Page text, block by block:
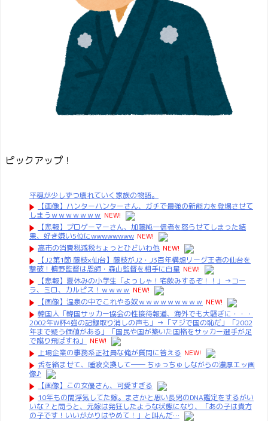
ピックアップ！
平穏が少しずつ壊れていく家族の物語。
【画像】ハンターハンターさん、ガチで最強の新能力を登場させて
しまうｗｗｗｗｗｗｗ NEW!
【悲報】プロゲーマーさん、加藤純一信者を怒らせてしまった結
果、好き嫌い5位にwwwwwwww NEW!
高市の消費税減税ちょっとひどいわ他 NEW!
【J2第1節 藤枝×仙台】藤枝がJ2・J3百年構想リーグ王者の仙台を
撃破！槙野監督は恩師・森山監督を相手に白星 NEW!
【悲報】夏休みの小学生「よっしゃ！宅飲みするぞ！！」→コー
ラ、ミロ、カルピス！ｗｗｗｗ NEW!
【画像】温泉の中でこれやる奴ｗｗｗｗｗｗｗｗｗ NEW!
韓国人「韓国サッカー協会の性接待報道、海外でも大騒ぎに・・・
2002年W杯4強の記録取り消しの声も」→「マジで国の恥だ」「2002
年まで疑う価値がある」「国民や国が築いた国格をサッカー選手が足
で蹴り飛ばすね」
NEW!
上場企業の事務系正社員な俺が質問に答える NEW!
舌を絡ませて、唾液交換して── ちゅっちゅしながらの濃厚エッ画
像♪
【画像】この女優さん、可愛すぎる
10年もの間浮気してた嫁。まさかと思い長男のDNA鑑定をするがい
いな？と問うと、元嫁は発狂したような状態になり、「あの子は貴方
の子です！いいがかりはやめて！」と叫んだ…